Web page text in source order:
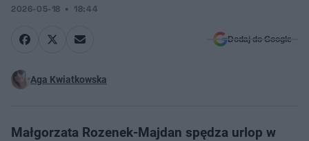
2026-05-18 18:44
Dodaj do Google
Aga Kwiatkowska
Małgorzata Rozenek-Majdan spędza urlop w